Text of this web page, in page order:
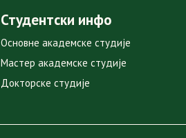
Студентски инфо
Основне академске студије
Мастер академске студије
Докторске студије